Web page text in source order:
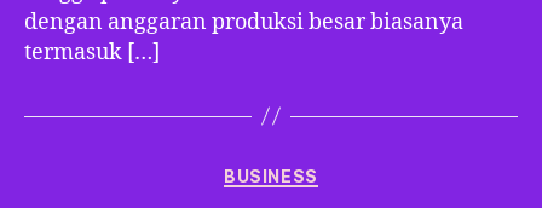
dengan anggaran produksi besar biasanya
termasuk […]
Categories
BUSINESS